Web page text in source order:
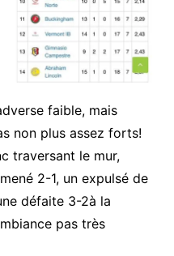
faible, mais
non plus assez forts!
traversant le mur,
2-1, un expulsé de
défaite 3-2à la
pas très